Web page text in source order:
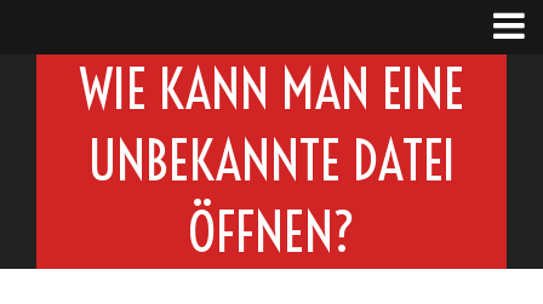
WIE KANN MAN EINE
UNBEKANNTE DATEI
ÖFFNEN?